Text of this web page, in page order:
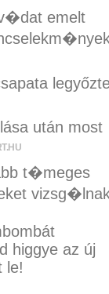
emelt
után most
t�meges
higgye az új
le!